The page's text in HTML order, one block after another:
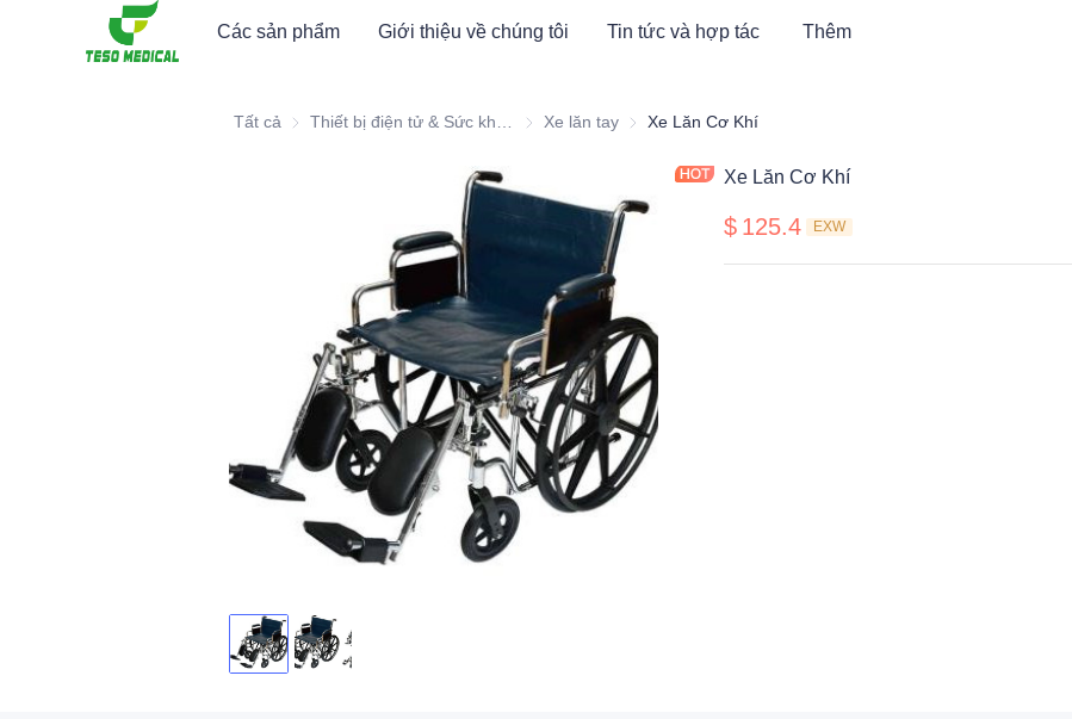
Các sản phẩm Giới thiệu về chúng tôi Tin tức và hợp tác Thêm
Tất cả Thiết bị điện tử & Sức khỏe Y tế & Nội thất Bệnh viện
Xe lăn tay Xe lăn tay
Xe Lăn Cơ Khí
Xe Lăn Cơ Khí
$ 125.4 EXW